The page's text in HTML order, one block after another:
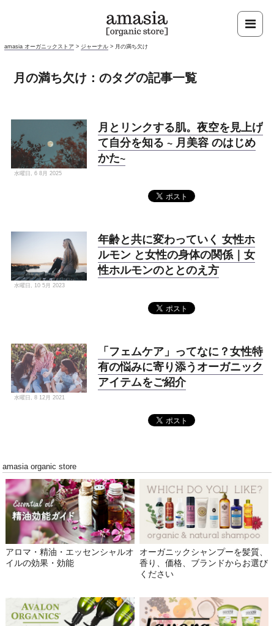
amasia オーガニックストア > ジャーナル > 月の満ち欠け
月の満ち欠け：のタグの記事一覧
月とリンクする肌。夜空を見上げ
て自分を知る ~ 月美容 のはじめ
かた~
水曜日, 6 8月 2025
年齢と共に変わっていく 女性ホ
ルモン と女性の身体の関係｜女
性ホルモンのととのえ方
水曜日, 10 5月 2023
「フェムケア」ってなに？女性特
有の悩みに寄り添うオーガニック
アイテムをご紹介
水曜日, 8 12月 2021
amasia organic store
アロマ・精油・エッセンシャルオ
イルの効果・効能
オーガニックシャンプーを髪質、
香り、価格、ブランドからお選び
ください